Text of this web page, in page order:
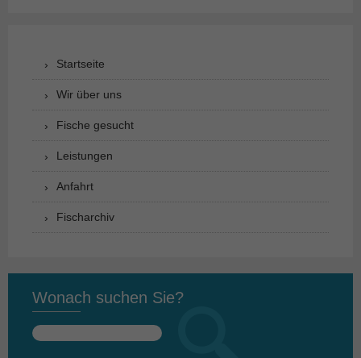
Startseite
Wir über uns
Fische gesucht
Leistungen
Anfahrt
Fischarchiv
Wonach suchen Sie?
Suchen